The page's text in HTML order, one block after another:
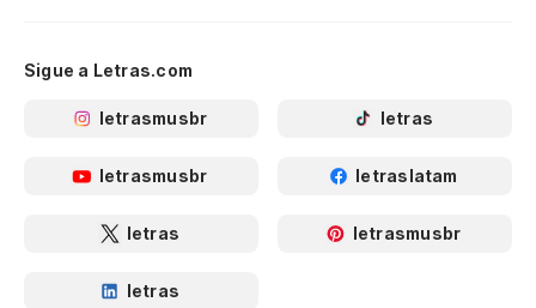
Sigue a Letras.com
letrasmusbr letras
letrasmusbr letraslatam
letras letrasmusbr
letras